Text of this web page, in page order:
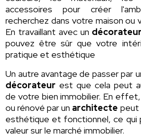
accessoires pour créer
recherchez dans votre maison
En travaillant avec un
pouvez être sûr que votre
pratique et esthétique
Un autre avantage de passer par
décorateur est que cela peut
de votre bien immobilier. En
ou rénové par un architecte peut
esthétique et fonctionnel, ce qui
valeur sur le marché immobilier.